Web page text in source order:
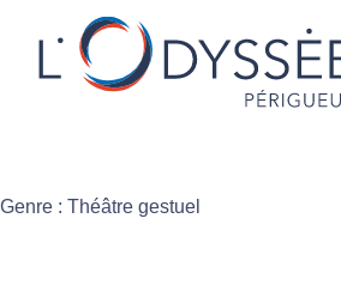
Genre : Théâtre gestuel